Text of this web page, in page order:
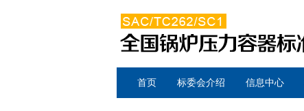
首页 标委会介绍 信息中心